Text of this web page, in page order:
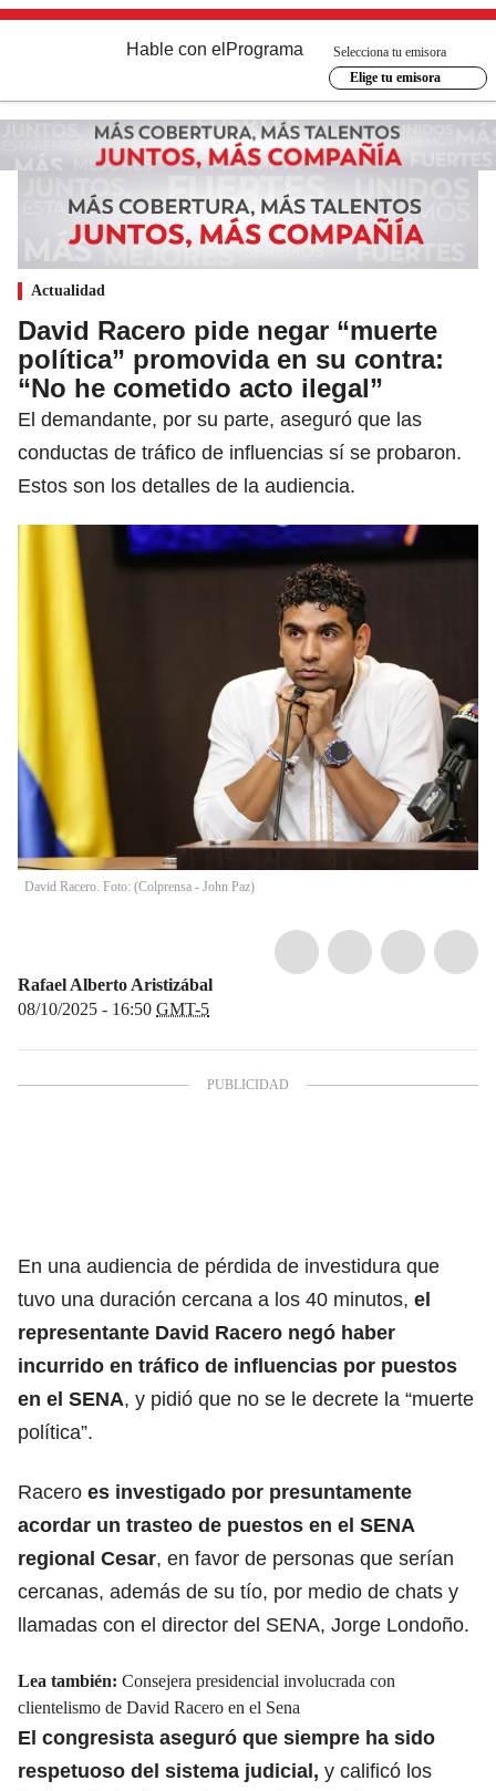
Hable con el Programa
Selecciona tu emisora
Elige tu emisora
Actualidad
David Racero pide negar “muerte
política” promovida en su contra:
“No he cometido acto ilegal”
El demandante, por su parte, aseguró que las
conductas de tráfico de influencias sí se probaron.
Estos son los detalles de la audiencia.
David Racero. Foto: (Colprensa - John Paz)
Rafael Alberto Aristizábal
08/10/2025 - 16:50 GMT-5
En una audiencia de pérdida de investidura que
tuvo una duración cercana a los 40 minutos, el
representante David Racero negó haber
incurrido en tráfico de influencias por puestos
en el SENA, y pidió que no se le decrete la “muerte
política”.
Racero es investigado por presuntamente
acordar un trasteo de puestos en el SENA
regional Cesar, en favor de personas que serían
cercanas, además de su tío, por medio de chats y
llamadas con el director del SENA, Jorge Londoño.
Lea también: Consejera presidencial involucrada con
clientelismo de David Racero en el Sena
El congresista aseguró que siempre ha sido
respetuoso del sistema judicial, y calificó los